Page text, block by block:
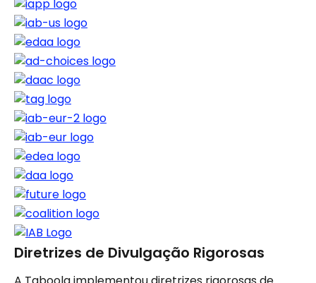
Diretrizes de Divulgação Rigorosas